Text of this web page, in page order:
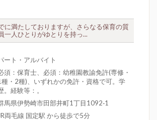
に満たしておりますが、さらなる保育の質
一人ひとりがゆとりを持っ...
ート・アルバイト
須：保育士、必須：幼稚園教諭免許(専修・
種・2種)、いずれかの免許・資格で可。学
。経験等：。
馬県伊勢崎市田部井町1丁目1092‐1
両毛線 国定駅 から徒歩で5分